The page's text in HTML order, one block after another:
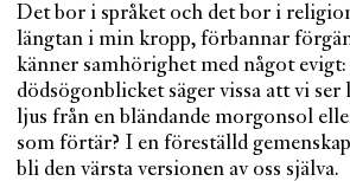
Det bor i språket och det bor i
längtan i min kropp, förbannar
känner samhörighet med något
dödsögonblicket säger vissa att vi ser
ljus från en bländande morgonsol
som förtär? I en föreställd
bli den värsta versionen av oss själva.